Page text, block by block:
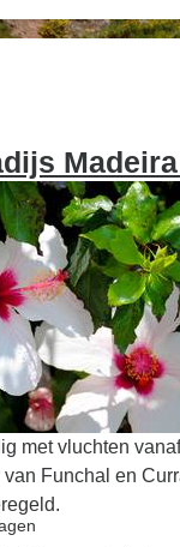
met vluchten
Funchal en